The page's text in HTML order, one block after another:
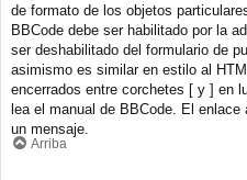
de formato de los objetos
BBCode debe ser habilitado por la
ser deshabilitado del formulario de
asimismo es similar en estilo al
encerrados entre corchetes [ y ] en
lea el manual de BBCode. El
un mensaje.
Arriba